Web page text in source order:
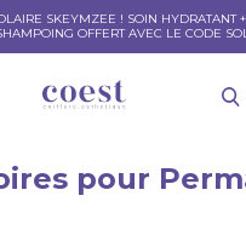
SKEYMZEE ! SOIN HYDRATANT
OFFERT AVEC LE CODE
pour